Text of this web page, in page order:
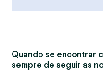
Quando se encontrar
sempre de seguir as